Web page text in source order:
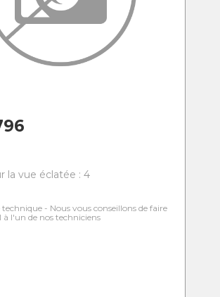
la vue éclatée : 4
technique - Nous vous conseillons de faire
à l'un de nos techniciens